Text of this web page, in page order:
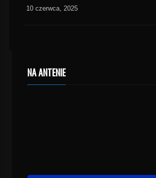
10 czerwca, 2025
NA ANTENIE